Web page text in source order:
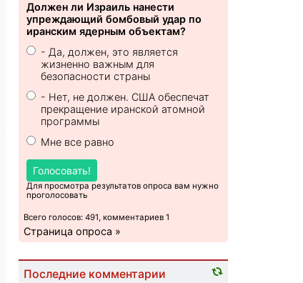
Должен ли Израиль нанести
упреждающий бомбовый удар по
иранским ядерным объектам?
- Да, должен, это является
жизненно важным для
безопасности страны
- Нет, не должен. США обеспечат
прекращение иранской атомной
программы
Мне все равно
Голосовать!
Для просмотра результатов опроса вам нужно
проголосовать
Всего голосов: 491, комментариев 1
Страница опроса »
Последние комментарии